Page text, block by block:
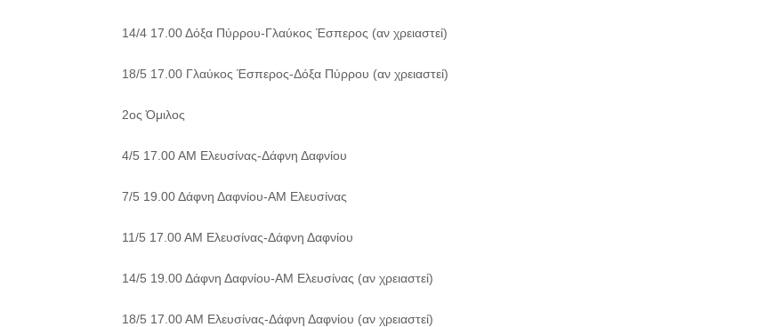
14/4 17.00 Δόξα Πύρρου-Γλαύκος Έσπερος (αν χρειαστεί)
18/5 17.00 Γλαύκος Έσπερος-Δόξα Πύρρου (αν χρειαστεί)
2ος Όμιλος
4/5 17.00 ΑΜ Ελευσίνας-Δάφνη Δαφνίου
7/5 19.00 Δάφνη Δαφνίου-ΑΜ Ελευσίνας
11/5 17.00 ΑΜ Ελευσίνας-Δάφνη Δαφνίου
14/5 19.00 Δάφνη Δαφνίου-ΑΜ Ελευσίνας (αν χρειαστεί)
18/5 17.00 ΑΜ Ελευσίνας-Δάφνη Δαφνίου (αν χρειαστεί)